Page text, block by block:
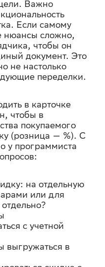
Важно
Если самому
нюансы сложно,
чтобы он
документ. Это
не настолько
переделки.
в карточке
чтобы в
покупаемого
(розница — %). С
у программиста
на отдельную
или для
с учетной
в